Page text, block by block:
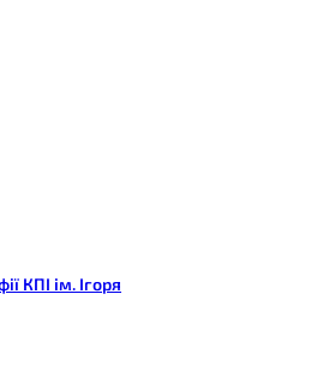
КПІ ім. Ігоря